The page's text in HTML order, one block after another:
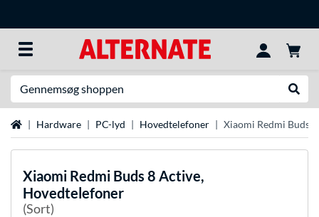
StartsideHardware PC-lyd Hovedtelefoner Xiaomi Redmi Buds
Xiaomi Redmi Buds 8 Active,
Hovedtelefoner
(Sort)